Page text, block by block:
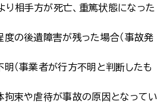
相手方が死亡、重篤状態になった
度の後遺障害が残った場合（事故発
明（事業者が行方不明と判断したも
拘束や虐待が事故の原因となってい